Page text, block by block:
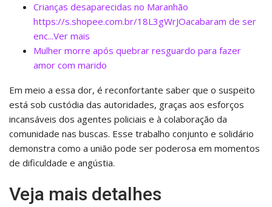
Crianças desaparecidas no Maranhão
https://s.shopee.com.br/18L3gWrJOacabaram de ser
enc...Ver mais
Mulher morre após quebrar resguardo para fazer
amor com marido
Em meio a essa dor, é reconfortante saber que o suspeito
está sob custódia das autoridades, graças aos esforços
incansáveis dos agentes policiais e à colaboração da
comunidade nas buscas. Esse trabalho conjunto e solidário
demonstra como a união pode ser poderosa em momentos
de dificuldade e angústia.
Veja mais detalhes